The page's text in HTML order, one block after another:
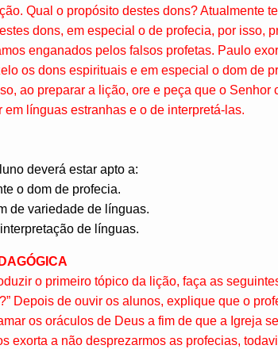
Qual o propósito destes dons? Atualmente
dons, em especial o de profecia, por isso,
enganados pelos falsos profetas. Paulo
os dons espirituais e em especial o dom de
ao preparar a lição, ore e peça que o
em línguas estranhas e o de interpretá-las.
deverá estar apto a:
o dom de profecia.
de variedade de línguas.
de línguas.
o primeiro tópico da lição, faça as
Depois de ouvir os alunos, explique que o
os oráculos de Deus a fim de que a Igreja
exorta a não desprezarmos as profecias,